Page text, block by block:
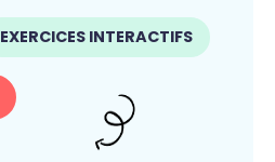
EXERCICES INTERACTIFS